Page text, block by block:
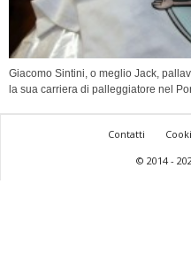
Giacomo Sintini, o meglio Jack,
la sua carriera di palleggiatore nel
Contatti
© 2014 -